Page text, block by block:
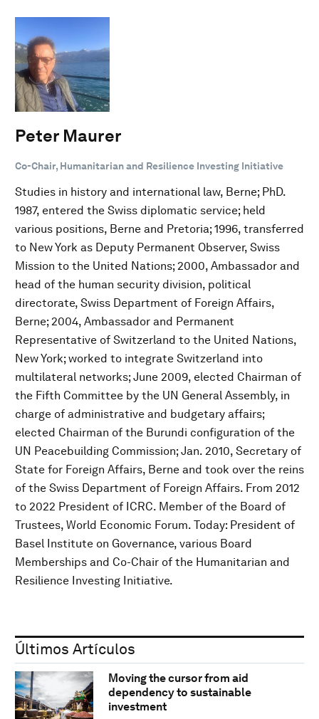
Peter Maurer
Co-Chair, Humanitarian and Resilience Investing Initiative
Studies in history and international law, Berne; PhD.
1987, entered the Swiss diplomatic service; held
various positions, Berne and Pretoria; 1996, transferred
to New York as Deputy Permanent Observer, Swiss
Mission to the United Nations; 2000, Ambassador and
head of the human security division, political
directorate, Swiss Department of Foreign Affairs,
Berne; 2004, Ambassador and Permanent
Representative of Switzerland to the United Nations,
New York; worked to integrate Switzerland into
multilateral networks; June 2009, elected Chairman of
the Fifth Committee by the UN General Assembly, in
charge of administrative and budgetary affairs;
elected Chairman of the Burundi configuration of the
UN Peacebuilding Commission; Jan. 2010, Secretary of
State for Foreign Affairs, Berne and took over the reins
of the Swiss Department of Foreign Affairs. From 2012
to 2022 President of ICRC. Member of the Board of
Trustees, World Economic Forum. Today: President of
Basel Institute on Governance, various Board
Memberships and Co-Chair of the Humanitarian and
Resilience Investing Initiative.
Últimos Artículos
Moving the cursor from aid
dependency to sustainable
investment